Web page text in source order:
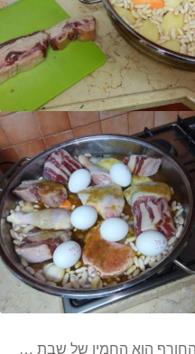
הוא החמין של שבת …